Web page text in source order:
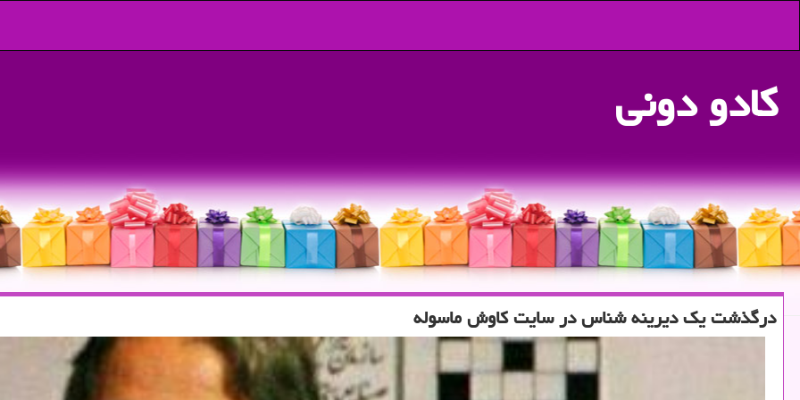
كادو دونی
درگذشت یك دیرینه شناس در سایت كاوش ماسوله